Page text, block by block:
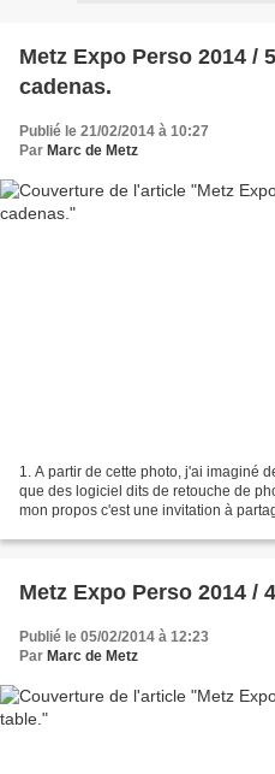
Metz Expo Perso 2014 /
cadenas.
Publié le 21/02/2014 à 10:27
Par Marc de Metz
1. A partir de cette photo, j'ai imaginé
que des logiciel dits de retouche de
mon propos c'est une invitation à
Metz Expo Perso 2014 /
Publié le 05/02/2014 à 12:23
Par Marc de Metz